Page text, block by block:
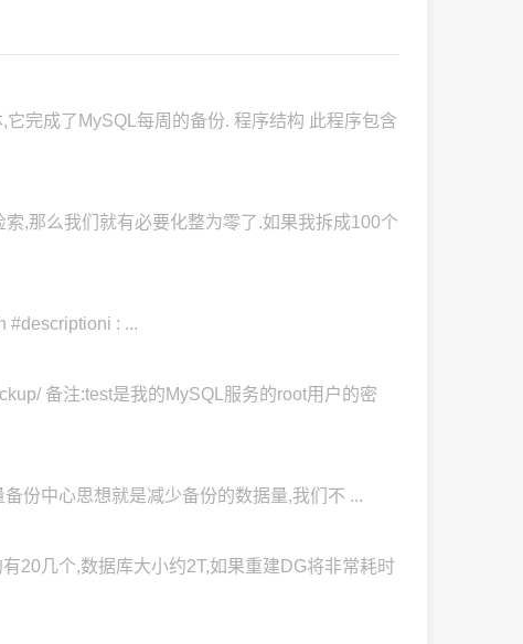
完成了MySQL每周的备份. 程序结构 此程序包含
,那么我们就有必要化整为零了.如果我拆成100个
#descriptioni : ...
备注:test是我的MySQL服务的root用户的密
份中心思想就是减少备份的数据量,我们不 ...
20几个,数据库大小约2T,如果重建DG将非常耗时